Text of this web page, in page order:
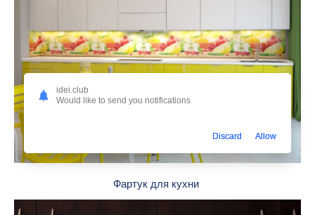
Фартук для кухни
idei.club
Would like to send you notifications
Discard Allow